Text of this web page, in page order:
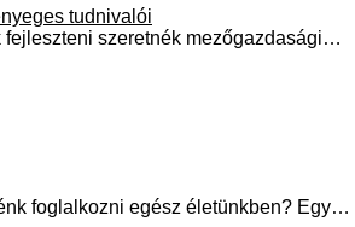
tudnivalói
szeretnék mezőgazdasági…
foglalkozni egész életünkben? Egy…